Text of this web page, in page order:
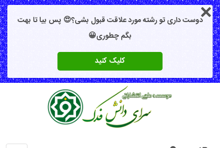
دوست داری تو رشته مورد علاقت قبول بشی؟😍 پس بیا تا بهت
بگم چطوری😀
کلیک کنید